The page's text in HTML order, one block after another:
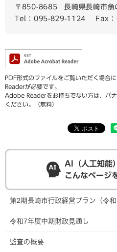
〒850-8685
長崎県長崎市魚
Tel：095-829-1124
Fax
PDF形式のファイルをご覧いただく場合
Readerが必要です。
Adobe Readerをお持ちでない方は、バ
ください。（無料）
AI（人工知能
こんなページ
第2期長崎市行政経営プラン（令
令和7年度中期財政見通し
監査の概要